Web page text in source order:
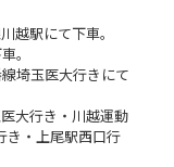
越駅にて下車。
。
埼玉医大行きにて
大行き・川越運動
き・上尾駅西口行